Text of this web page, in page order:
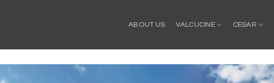
ABOUT US VALCUCINE CESAR